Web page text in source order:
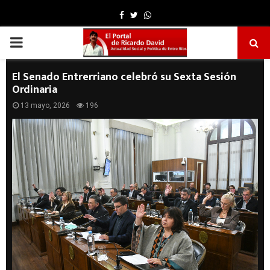
Facebook
TwitterWhatsapp
PRIMARY
MENU
El Senado Entrerriano celebró su Sexta Sesión
Ordinaria
13 mayo, 2026 196